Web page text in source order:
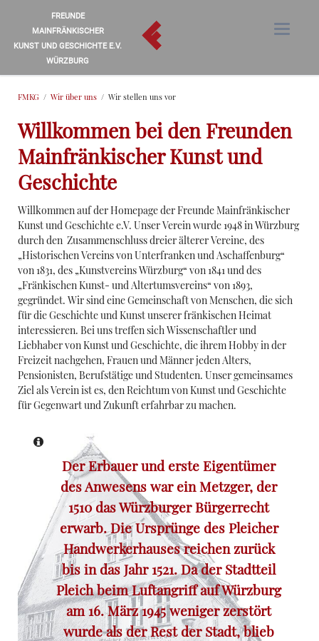
FREUNDE
MAINFRÄNKISCHER
KUNST UND GESCHICHTE E.V.
WÜRZBURG
FMKG Wir über uns Wir stellen uns vor
Willkommen bei den Freunden
Mainfränkischer Kunst und
Geschichte
Willkommen auf der Homepage der Freunde Mainfränkischer
Kunst und Geschichte e.V. Unser Verein wurde 1948 in Würzburg
durch den Zusammenschluss dreier älterer Vereine, des
„Historischen Vereins von Unterfranken und Aschaffenburg“
von 1831, des „Kunstvereins Würzburg“ von 1841 und des
„Fränkischen Kunst- und Altertumsvereins“ von 1893,
gegründet. Wir sind eine Gemeinschaft von Menschen, die sich
für die Geschichte und Kunst unserer fränkischen Heimat
interessieren. Bei uns treffen sich Wissenschaftler und
Liebhaber von Kunst und Geschichte, die ihrem Hobby in der
Freizeit nachgehen, Frauen und Männer jeden Alters,
Pensionisten, Berufstätige und Studenten. Unser gemeinsames
Ziel als Verein ist es, den Reichtum von Kunst und Geschichte
für Gegenwart und Zukunft erfahrbar zu machen.
Der Erbauer und erste Eigentümer
des Anwesens war ein Metzger, der
1510 das Würzburger Bürgerrecht
erwarb.Die Ursprünge des Pleicher
Handwerkerhausesreichen zurück
bis in das Jahr 1521. Da der Stadtteil
Pleich beim Luftangriff auf Würzburg
am 16. März 1945 weniger zerstört
wurde als der Rest der Stadt, blieb